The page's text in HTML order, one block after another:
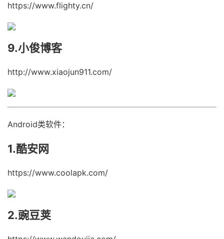
https://www.flighty.cn/
9.小俊博客
http://www.xiaojun911.com/
Android类软件：
1.酷安网
https://www.coolapk.com/
2.豌豆荚